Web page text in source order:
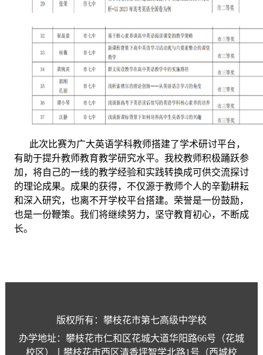
此次比赛为广大英语学科教师搭建了学术研讨平台，
有助于提升教师教育教学研究水平。我校教师积极踊跃参
加，将自己的一线的教学经验和实践转换成可供交流探讨
的理论成果。成果的获得，不仅源于教师个人的辛勤耕耘
和深入研究，也离不开学校平台搭建。荣誉是一份鼓励，
也是一份鞭策。我们将继续努力，坚守教育初心，不断成
长。
版权所有：攀枝花市第七高级中学校
办学地址：攀枝花市仁和区花城大道华阳路66号（花城
校区）丨攀枝花市西区清香坪智学北路1号（西城校